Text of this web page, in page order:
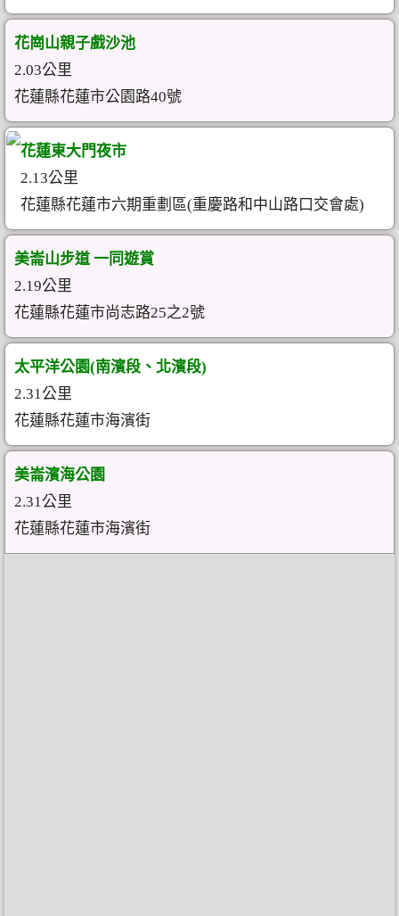
花崗山親子戲沙池
2.03公里
花蓮縣花蓮市公園路40號
花蓮東大門夜市
2.13公里
花蓮縣花蓮市六期重劃區(重慶路和中山路口交會處)
美崙山步道 一同遊賞
2.19公里
花蓮縣花蓮市尚志路25之2號
太平洋公園(南濱段、北濱段)
2.31公里
花蓮縣花蓮市海濱街
美崙濱海公園
2.31公里
花蓮縣花蓮市海濱街